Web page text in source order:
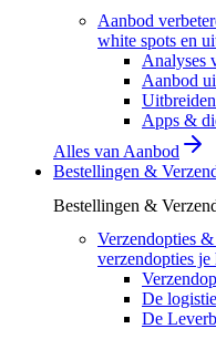
Aanbod
white spots en
Analyses
Aanbod
Apps &
Alles van Aanbod
Bestellingen &
Bestellingen &
Verzendopties
verzendopties
De
De